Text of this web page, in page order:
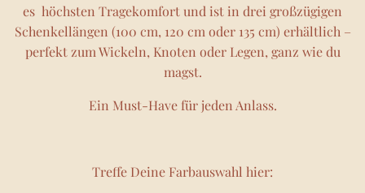
es höchsten Tragekomfort und ist in drei großzügigen
Schenkellängen (100 cm, 120 cm oder 135 cm) erhältlich –
perfekt zum Wickeln, Knoten oder Legen, ganz wie du
magst.
Ein Must-Have für jeden Anlass.
Treffe Deine Farbauswahl hier: